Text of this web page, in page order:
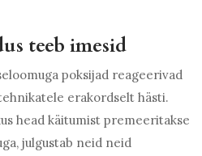
teeb imesid
poksijad reageerivad
erakordselt hästi.
head käitumist premeeritakse
julgustab neid neid